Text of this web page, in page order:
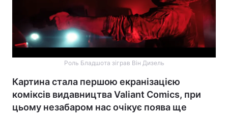
Роль Бладшота зіграв Він Дизель
Картина стала першою екранізацією
коміксів видавництва Valiant Comics, при
цьому незабаром нас очікує поява ще